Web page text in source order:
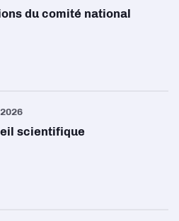
du comité national
scientifique